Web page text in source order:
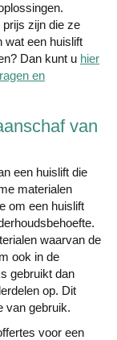
zijn die ze
wat een huislift
Dan kunt u hier
en
van
een huislift die
materialen
om een huislift
waarvan de
ook in de
gebruikt dan
op. Dit
van gebruik.
voor een